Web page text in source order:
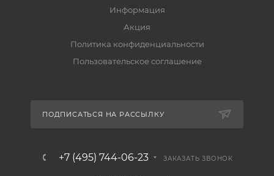
Информация
Акция
Политика конфиденциальности
Пользовательское соглашение
ПОДПИСАТЬСЯ НА РАССЫЛКУ
+7 (495) 744-06-23 ЗАКАЗАТЬ ЗВОНОК